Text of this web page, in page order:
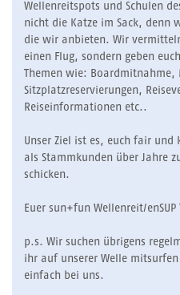
Wellenreitspots und Schulen
nicht die Katze im Sack, denn
die wir anbieten. Wir
einen Flug, sondern geben
Themen wie: Boardmitnahme,
Sitzplatzreservierungen,
Reiseinformationen etc..
Unser Ziel ist es, euch fair und
als Stammkunden über Jahre
schicken.
Euer sun+fun Wellenreit/enSUP
p.s. Wir suchen übrigens
ihr auf unserer Welle
einfach bei uns.